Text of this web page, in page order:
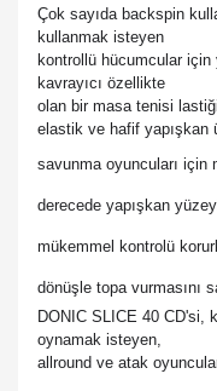
Çok sayıda backspin
kullanmak isteyen
kontrollü hücumcular için
kavrayıcı özellikte
olan bir masa tenisi
elastik ve hafif yapışkan
savunma oyuncuları için
derecede yapışkan
mükemmel kontrolü
dönüşle topa vurmasını
DONIC SLICE 40 CD'si,
oynamak isteyen,
allround ve atak